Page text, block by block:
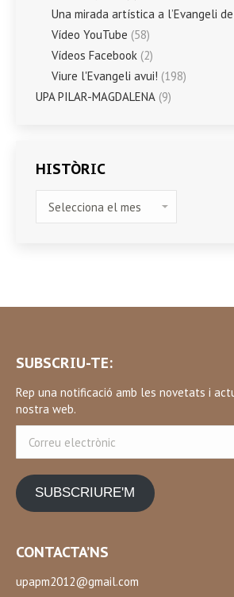
Una mirada artística a l’Evangeli
Vídeo YouTube (58)
Vídeos Facebook (2)
Viure l'Evangeli avui! (198)
UPA PILAR-MAGDALENA (9)
HISTÒRIC
SUBSCRIU-TE:
Rep una notificació amb les novetats i
nostra web.
electrònic
SUBSCRIURE'M
CONTACTA’NS
upapm2012@gmail.com